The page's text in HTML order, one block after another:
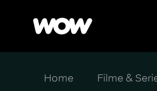
Home Filme &